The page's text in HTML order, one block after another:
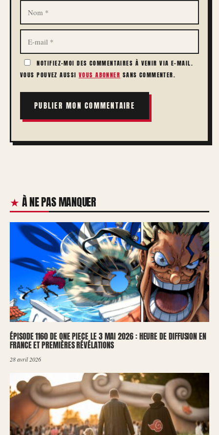
NOM
E-
MAIL
NOTIFIEZ-MOI DES COMMENTAIRES À VENIR VIA E-MAIL.
VOUS POUVEZ AUSSI VOUS ABONNER SANS COMMENTER.
À NE PAS MANQUER
ÉPISODE 1160 DE ONE PIECE LE 3 MAI 2026 : HEURE DE DIFFUSION EN
FRANCE ET PREMIÈRES RÉVÉLATIONS
28 avril 2026